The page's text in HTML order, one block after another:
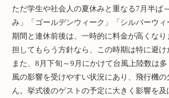
ただ学生や社会人の夏休みと重なる7月半ば
み」「ゴールデンウィーク」「シルバーウ
期間と連休前後は、一時的に料金が高くな
担してもらう方針なら、この時期は特に避け
また、8月下旬～9月にかけて台風上陸数は
風の影響を受けやすい状況にあり、飛行機
ん。挙式後のゲストの予定に大きく影響を